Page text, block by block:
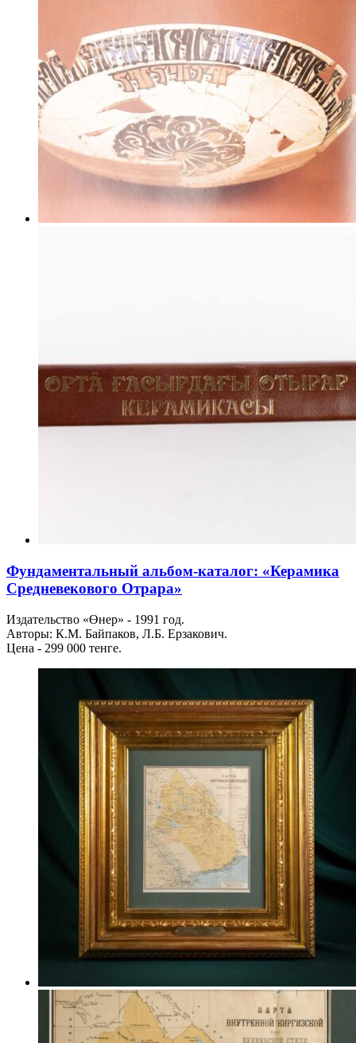
Фундаментальный альбом-каталог: «Керамика
Средневекового Отрара»
Издательство «Өнер» - 1991 год.
Авторы: К.М. Байпаков, Л.Б. Ерзакович.
Цена - 299 000 тенге.